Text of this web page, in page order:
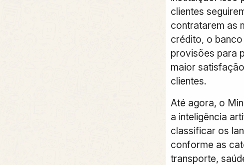
clientes
contratarem as
crédito, o
provisões para
maior
clientes.
Até agora, o
a inteligência
classificar os
conforme as
transporte,